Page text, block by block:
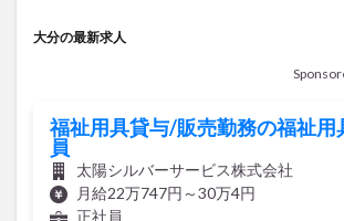
大分の最新求人
福祉用具貸与/販売勤務の福祉用
員
太陽シルバーサービス株式会社
月給22万747円～30万4円
正社員